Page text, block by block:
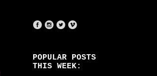
POPULAR POSTS
THIS WEEK: